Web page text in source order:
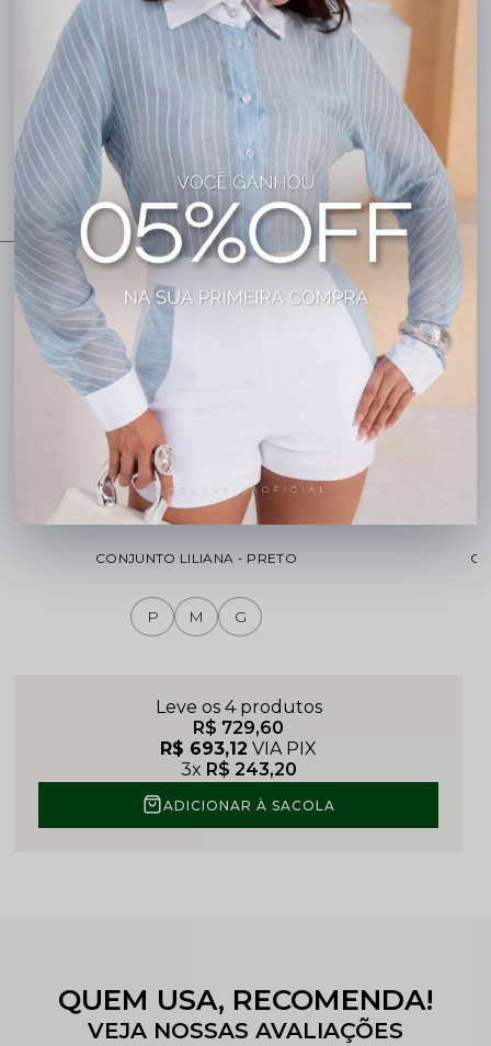
CONJUNTO LILIANA - PRETO
Cadastre-se para ver o preço
P M G
Leve os 4 produtos
R$ 729,60
R$ 693,12 VIA PIX
3x R$ 243,20
ADICIONAR À SACOLA
QUEM USA, RECOMENDA!
VEJA NOSSAS AVALIAÇÕES
NOVO DROP DE VERÃO.
Novas cores, tendências e
modelagens para renovar sua
vitrine e surpreender suas
clientes.
01
Dias
01
Horas
29
Minutos
00
Segundos